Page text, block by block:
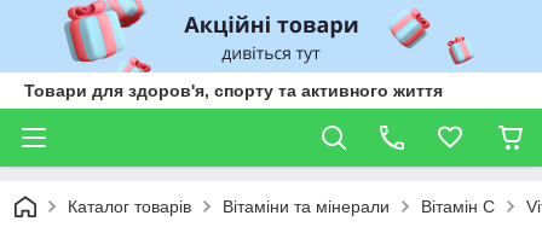
Товари для здоров'я, спорту та активного життя
Каталог товарів Вітаміни та мінерали Вітамін С